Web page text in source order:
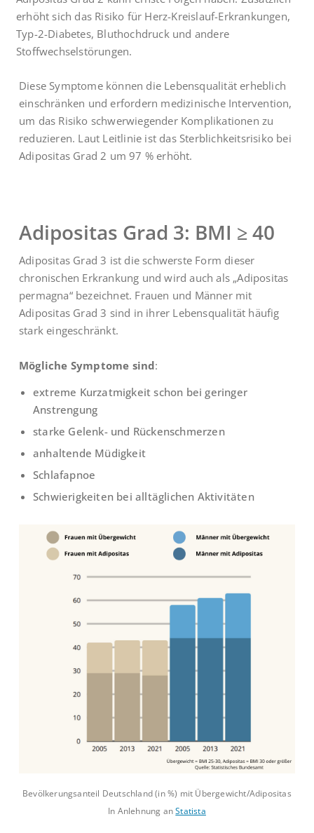
erhöht sich das Risiko für Herz-Kreislauf-Erkrankungen,
Typ-2-Diabetes, Bluthochdruck und andere
Stoffwechselstörungen.
Diese Symptome können die Lebensqualität erheblich
einschränken und erfordern medizinische Intervention,
um das Risiko schwerwiegender Komplikationen zu
reduzieren. Laut Leitlinie ist das Sterblichkeitsrisiko bei
Adipositas Grad 2 um 97 % erhöht.
Adipositas Grad 3: BMI ≥ 40
Adipositas Grad 3 ist die schwerste Form dieser
chronischen Erkrankung und wird auch als „Adipositas
permagna“ bezeichnet. Frauen und Männer mit
Adipositas Grad 3 sind in ihrer Lebensqualität häufig
stark eingeschränkt.
Mögliche Symptome sind:
extreme Kurzatmigkeit schon bei geringer
Anstrengung
starke Gelenk- und Rückenschmerzen
anhaltende Müdigkeit
Schlafapnoe
Schwierigkeiten bei alltäglichen Aktivitäten
Bevölkerungsanteil Deutschland (in %) mit Übergewicht/Adipositas
In Anlehnung anStatista